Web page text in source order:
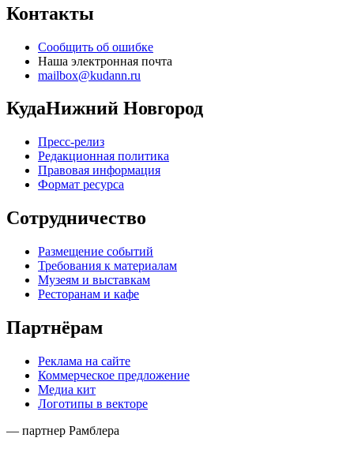
Контакты
Сообщить об ошибке
Наша электронная почта
mailbox@kudann.ru
КудаНижний Новгород
Пресс-релиз
Редакционная политика
Правовая информация
Формат ресурса
Сотрудничество
Размещение событий
Требования к материалам
Музеям и выставкам
Ресторанам и кафе
Партнёрам
Реклама на сайте
Коммерческое предложение
Медиа кит
Логотипы в векторе
— партнер Рамблера